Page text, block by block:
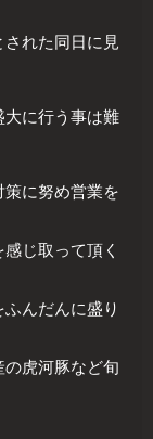
れた同日に見
大に行う事は難
に努め営業を
じ取って頂く
んだんに盛り
虎河豚など旬